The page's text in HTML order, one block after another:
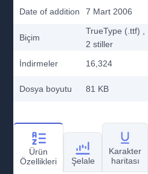
Date of addition 7 Mart 2006
Biçim
TrueType (.ttf)
2 stiller
İndirmeler
16,324
Dosya boyutu 81 KB
Ürün
Özellikleri
Şelale
Karakter
haritası